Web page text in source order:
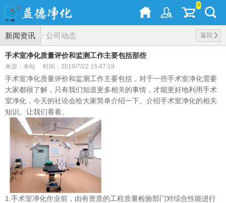
0
新闻资讯 返回
公司动态
手术室净化质量评价和监测工作主要包括那些
来源：本站 时间：2019/7/22 15:47:19
手术室净化质量评价和监测工作主要包括，对于一些手术室净化需要
大家都很了解，只有我们知道更多相关的事情，才能更好地利用手术
室净化，今天的社论会给大家简单介绍一下。介绍手术室净化的相关
知识。让我们看看。
1.手术室净化作业前，由有资质的工程质量检验部门对综合性能进行